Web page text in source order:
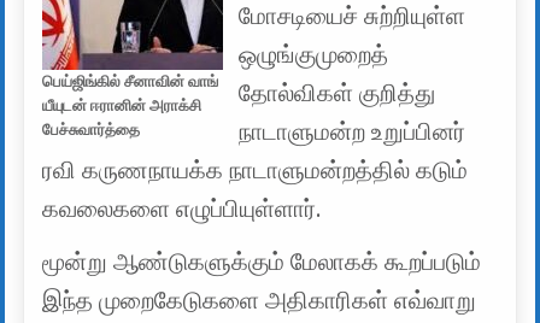
பெய்ஜிங்கில் சீனாவின் வாங்
யீயுடன் ஈரானின் அராக்சி
பேச்சுவார்த்தை
மோசடியைச் சுற்றியுள்ள
ஒழுங்குமுறைத்
தோல்விகள் குறித்து
நாடாளுமன்ற உறுப்பினர்
ரவி கருணநாயக்க நாடாளுமன்றத்தில் கடும்
கவலைகளை எழுப்பியுள்ளார்.
மூன்று ஆண்டுகளுக்கும் மேலாகக் கூறப்படும்
இந்த முறைகேடுகளை அதிகாரிகள் எவ்வாறு